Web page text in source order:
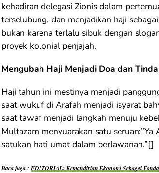
kehadiran delegasi Zionis dalam
terselubung, dan menjadikan haji
bukan karena terlalu sibuk dengan
proyek kolonial penjajah.
Mengubah Haji Menjadi Doa dan
Haji tahun ini mestinya menjadi
saat wukuf di Arafah menjadi isyarat
saat tawaf menjadi langkah menuju
Multazam menyuarakan satu
satukan hati umat dalam perlawanan.”[]
Baca juga :EDITORIAL: Kemandirian Ekonomi Sebagai